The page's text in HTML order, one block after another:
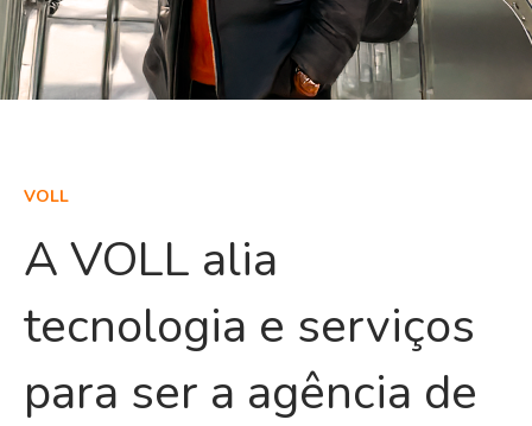
VOLL
A VOLL alia
tecnologia e serviços
para ser a agência de